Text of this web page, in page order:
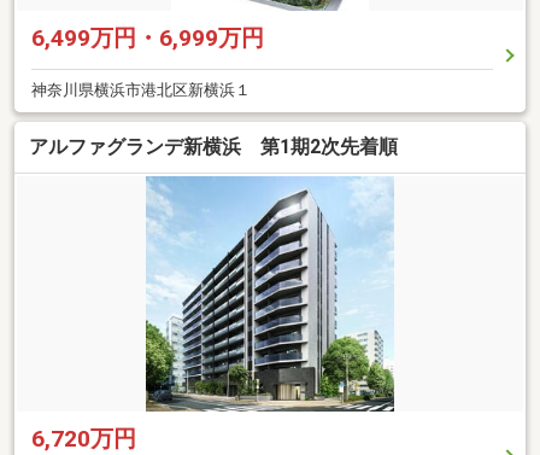
6,499万円・6,999万円
神奈川県横浜市港北区新横浜１
アルファグランデ新横浜 第1期2次先着順
6,720万円